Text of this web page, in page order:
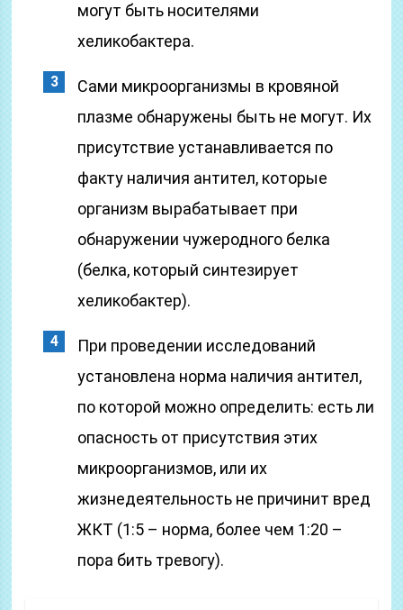
могут быть носителями
хеликобактера.
Сами микроорганизмы в кровяной
плазме обнаружены быть не могут. Их
присутствие устанавливается по
факту наличия антител, которые
организм вырабатывает при
обнаружении чужеродного белка
(белка, который синтезирует
хеликобактер).
При проведении исследований
установлена норма наличия антител,
по которой можно определить: есть ли
опасность от присутствия этих
микроорганизмов, или их
жизнедеятельность не причинит вред
ЖКТ (1:5 – норма, более чем 1:20 –
пора бить тревогу).